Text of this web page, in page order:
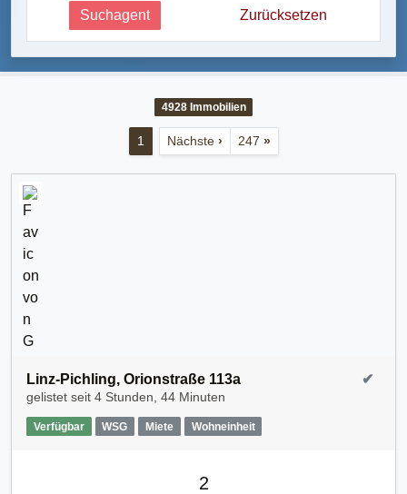
Suchagent Zurücksetzen
4928Immobilien
1 Nächste › 247 »
Linz-Pichling, Orionstraße 113a
gelistet seit 4 Stunden, 44 Minuten
Verfügbar WSG Miete Wohneinheit
✔
2